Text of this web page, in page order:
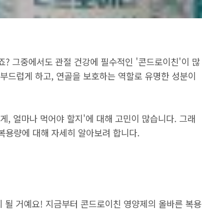
? 그중에서도 관절 건강에 필수적인 '콘드로이친'이 많
드럽게 하고, 연골을 보호하는 역할로 유명한 성분이
, 얼마나 먹어야 할지'에 대해 고민이 많습니다. 그래
용량에 대해 자세히 알아보려 합니다.
거예요! 지금부터 콘드로이친 영양제의 올바른 복용